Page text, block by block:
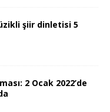
şiir dinletisi 5
2 Ocak 2022’de